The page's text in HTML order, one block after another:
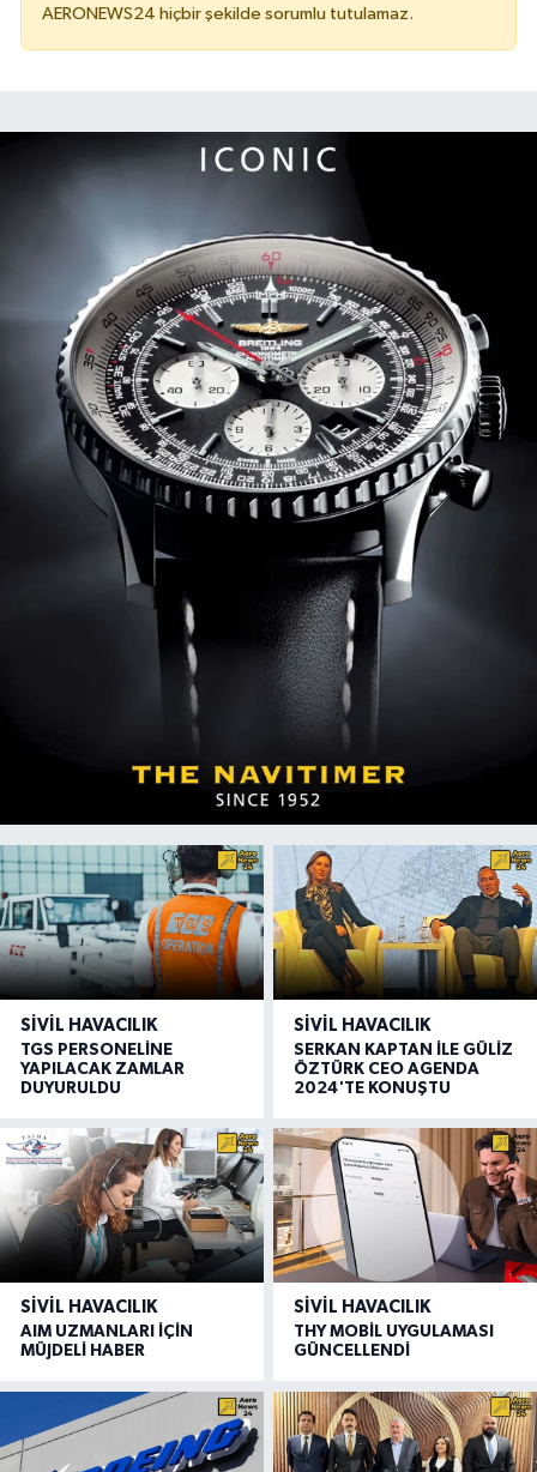
AERONEWS24 hiçbir şekilde sorumlu tutulamaz.
SIVIL HAVACILIK
TGS PERSONELİNE
YAPILACAK ZAMLAR
DUYURULDU
SIVIL HAVACILIK
SERKAN KAPTAN İLE GÜLİZ
ÖZTÜRK CEO AGENDA
2024'TE KONUŞTU
SIVIL HAVACILIK
AIM UZMANLARI İÇİN
MÜJDELİ HABER
SIVIL HAVACILIK
THY MOBİL UYGULAMASI
GÜNCELLENDİ